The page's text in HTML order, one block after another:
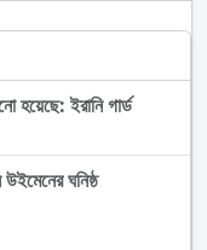
হয়েছে: ইরানি গার্ড
ঘনিষ্ঠ